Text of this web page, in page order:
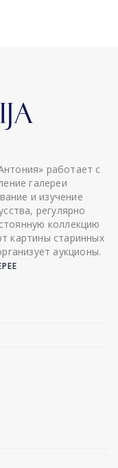
работает с
галереи
и изучение
регулярно
коллекцию
картины старинных
аукционы.